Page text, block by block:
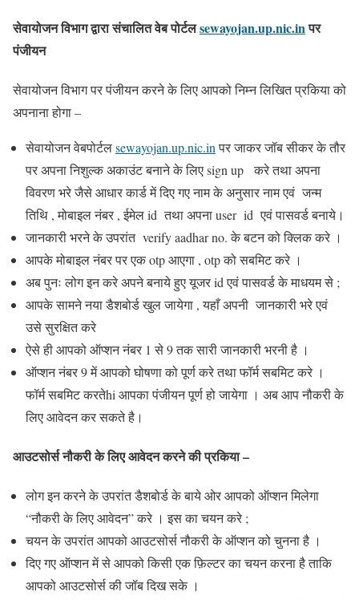
सेवायोजन विभाग द्वारासंचालितवेब पोर्टलsewayojan.up.nic.inपर
पंजीयन
सेवायोजन विभाग पर पंजीयन करने के लिए आपको निम्न लिखित प्रकिया को
अपनाना होगा –
सेवायोजन वेबपोर्टलsewayojan.up.nic.inपर जाकर जॉब सीकर के तौर
पर अपना निशुल्क अकाउंट बनाने के लिए sign up करे तथा अपना
विवरण भरे जैसे आधार कार्ड में दिए गए नाम के अनुसार नाम एवं जन्म
तिथि , मोबाइल नंबर , ईमेल id तथा अपना user id एवं पासवर्ड बनाये।
जानकारी भरने के उपरांत verify aadhar no. के बटन को क्लिक करे ।
आपके मोबाइल नंबर पर एक otp आएगा , otp को सबमिट करे ।
अब पुनः लोग इन करे अपने बनाये हुए यूजर id एवं पासवर्ड के माधयम से ;
आपके सामने नया डैशबोर्ड खुल जायेगा , यहाँ अपनी जानकारी भरे एवं
उसे सुरक्षित करे
ऐसे ही आपको ऑप्शन नंबर 1 से 9 तक सारी जानकारी भरनी है ।
ऑप्शन नंबर 9 में आपको घोषणा को पूर्ण करे तथा फॉर्म सबमिट करे ।
फॉर्म सबमिट करतेhi आपका पंजीयन पूर्ण हो जायेगा । अब आप नौकरी के
लिए आवेदन कर सकते है।
आउटसोर्स नौकरी के लिए आवेदन करने की प्रकिया –
लोग इन करने के उपरांत डैशबोर्ड के बाये ओर आपको ऑप्शन मिलेगा
“नौकरी के लिए आवेदन” करे । इस का चयन करे ;
चयन के उपरांत आपको आउटसोर्स नौकरी के ऑप्शन को चुनना है ।
दिए गए ऑप्शन में से आपको किसी एक फ़िल्टर का चयन करना है ताकि
आपकोआउटसोर्स की जॉब दिख सके ।